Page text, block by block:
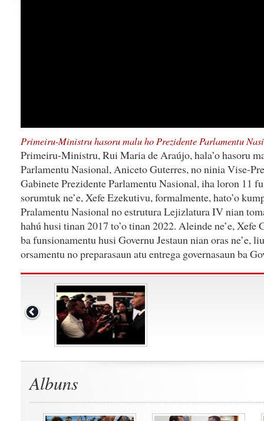
Primeiru-Ministru hasoru malu ho Prezidente Parlamentu
Primeiru-Ministru, Rui Maria de Araújo, hala’o hasoru
Parlamentu Nasional, Aniceto Guterres, no ninia Vise-
Gabinete Prezidente Parlamentu Nasional, iha loron 11
sorumtuk ne’e, Xefe Ezekutivu, formalmente, hato’o
Pralamentu Nasional no estrutura Lejizlatura IV nian
hahú husi tinan 2017 to’o tinan 2022. Aleinde ne’e, Xefe
ba funsionamentu husi Governu Jestaun nian oras ne’e,
orsamentu no preparasaun atu entrega governasaun ba
Albuns